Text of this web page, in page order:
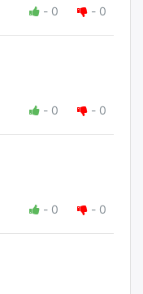
- 0 - 0
- 0 - 0
- 0 - 0